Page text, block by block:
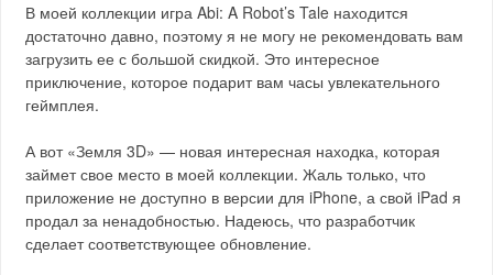
В моей коллекции игра Abi: A Robot’s Tale находится
достаточно давно, поэтому я не могу не рекомендовать вам
загрузить ее с большой скидкой. Это интересное
приключение, которое подарит вам часы увлекательного
геймплея.
А вот «Земля 3D» — новая интересная находка, которая
займет свое место в моей коллекции. Жаль только, что
приложение не доступно в версии для iPhone, а свой iPad я
продал за ненадобностью. Надеюсь, что разработчик
сделает соответствующее обновление.